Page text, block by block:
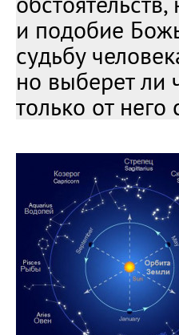
и подобие
судьбу
но выберет ли
только от него